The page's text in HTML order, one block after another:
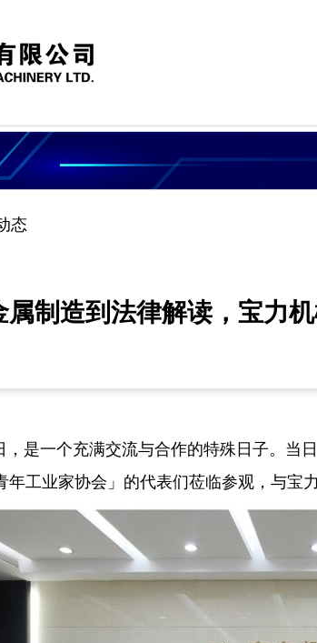
态
属制造到法律解读，宝力
，是一个充满交流与合作的特殊日子。
年工业家协会」的代表们莅临参观，与宝